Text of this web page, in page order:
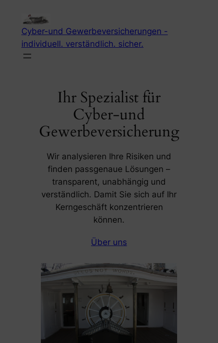
Inhalt
springenCyber-und Gewerbeversicherungen -
individuell. verständlich. sicher.
Ihr Spezialist für
Cyber-und
Gewerbeversicherung
Wir analysieren Ihre Risiken und
finden passgenaue Lösungen –
transparent, unabhängig und
verständlich. Damit Sie sich auf Ihr
Kerngeschäft konzentrieren
können.
Über uns